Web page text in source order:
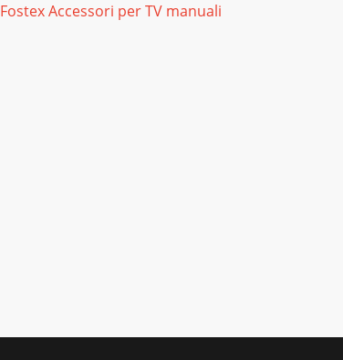
Fostex Accessori per TV manuali